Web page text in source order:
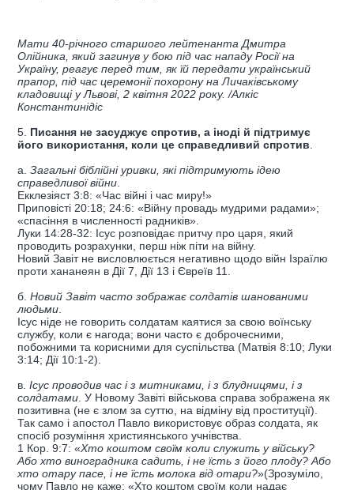
Мати 40-річного старшого лейтенанта Дмитра
Олійника, який загинув у бою під час нападу Росії на
Україну, реагує перед тим, як їй передати український
прапор, під час церемонії похорону на Личаківському
кладовищі у Львові, 2 квітня 2022 року. /Алкіс
Константинідіс
5. Писання не засуджує спротив, а іноді й підтримує
його використання, коли це справедливий спротив
a. Загальні біблійні уривки, які підтримують ідею
справедливої війни
Екклезіяст 3:8: «Час війні і час миру!»
Приповісті 20:18; 24:6: «Війну провадь мудрими радами»;
«спасіння в численності радників».
Луки 14:28-32: Ісус розповідає притчу про царя, який
проводить розрахунки, перш ніж піти на війну.
Новий Завіт не висловлюється негативно щодо війн Ізраїлю
проти хананеян в Дії 7, Дії 13 і Євреїв 11.
б. Новий Завіт часто зображає солдатів шанованими
людьми
Ісус ніде не говорить солдатам каятися за свою воїнську
службу, коли є нагода; вони часто є доброчесними,
побожними та корисними для суспільства (Матвія 8:10; Луки
3:14; Дії 10:1-2).
в. Ісус проводив час і з митниками, і з блудницями, і з
солдатами . У Новому Завіті військова справа зображена як
позитивна (не є злом за суттю, на відміну від проституції).
Так само і апостол Павло використовує образ солдата, як
спосіб розуміння християнського учнівства.
1 Кор. 9:7: «Хто коштом своїм коли служить у війську?
Або хто виноградника садить, і не їсть з його плоду? Або
хто отару пасе, і не їсть молока від отари?»(Зрозуміло,
чому Павло не каже: «Хто коштом своїм коли надає